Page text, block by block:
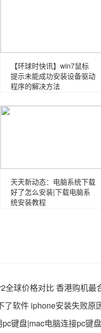
【环球时快讯】win7鼠标
提示未能成功安装设备驱动
程序的解决方法
天天新动态：电脑系统下载
好了怎么安装|下载电脑系
统安装教程
全球价格对比 香港购机最
软件 iphone安装失败原
pc键盘|mac电脑连接pc键